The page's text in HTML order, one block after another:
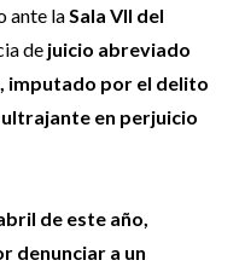
ante laSala VII del
de juicio abreviado
imputado por el delito
en perjuicio
de este año,
denunciar a un